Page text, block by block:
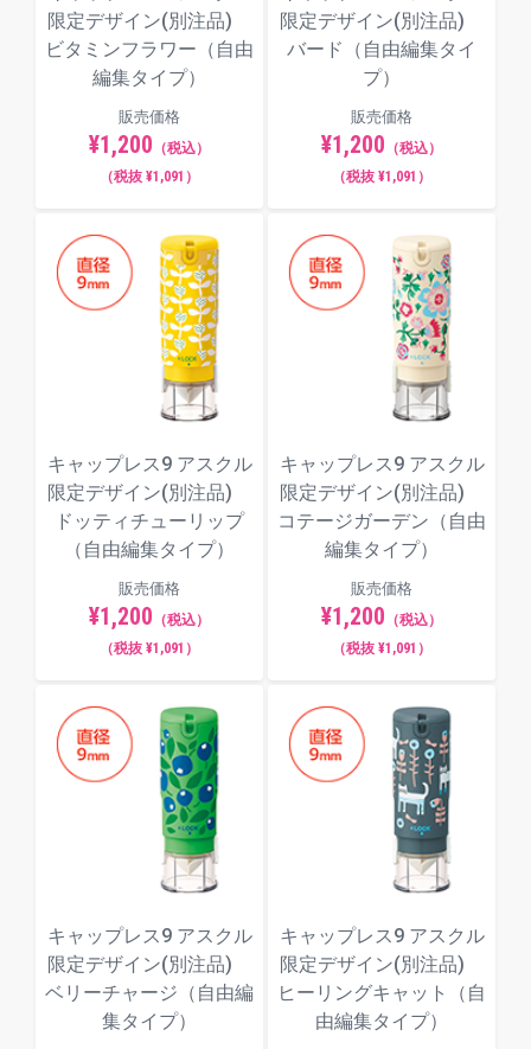
限定デザイン(別注品)
ビタミンフラワー（自由
編集タイプ）
販売価格
¥1,200 （税込）
（税抜 ¥1,091）
限定デザイン(別注品)
バード（自由編集タイ
プ）
販売価格
¥1,200 （税込）
（税抜 ¥1,091）
キャップレス9 アスクル
限定デザイン(別注品)
ドッティチューリップ
（自由編集タイプ）
販売価格
¥1,200 （税込）
（税抜 ¥1,091）
キャップレス9 アスクル
限定デザイン(別注品)
コテージガーデン（自由
編集タイプ）
販売価格
¥1,200 （税込）
（税抜 ¥1,091）
キャップレス9 アスクル
限定デザイン(別注品)
ベリーチャージ（自由編
集タイプ）
キャップレス9 アスクル
限定デザイン(別注品)
ヒーリングキャット（自
由編集タイプ）